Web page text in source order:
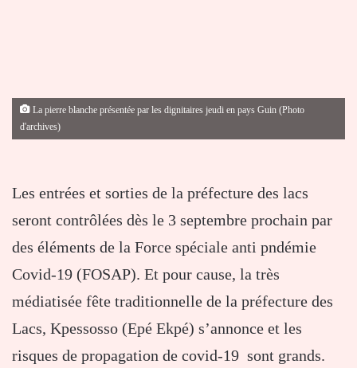
La pierre blanche présentée par les dignitaires jeudi en pays Guin (Photo
d'archives)
Les entrées et sorties de la préfecture des lacs
seront contrôlées dès le 3 septembre prochain par
des éléments de la Force spéciale anti pndémie
Covid-19 (FOSAP). Et pour cause, la très
médiatisée fête traditionnelle de la préfecture des
Lacs, Kpessosso (Epé Ekpé) s’annonce et les
risques de propagation de covid-19 sont grands.